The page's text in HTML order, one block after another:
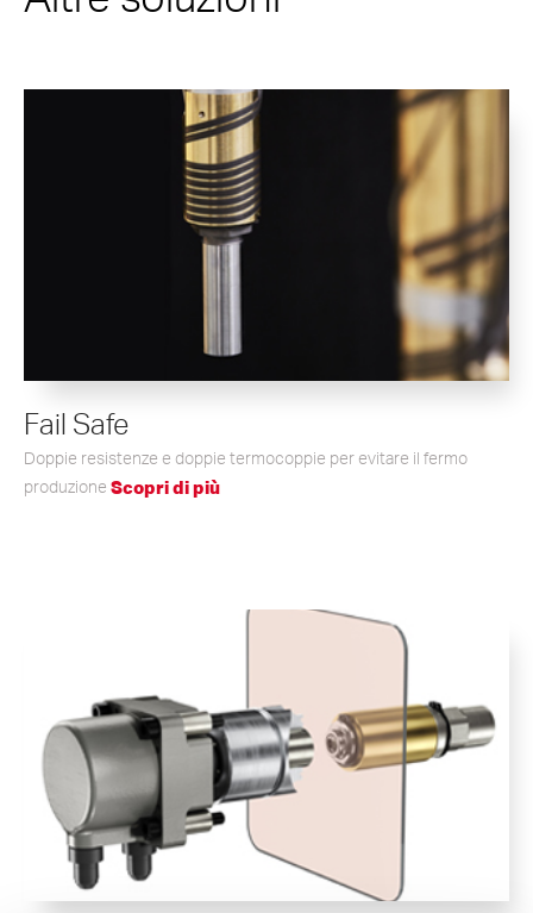
Fail Safe
Doppie resistenze e doppie termocoppie per evitare il fermo
produzione Scopri di più